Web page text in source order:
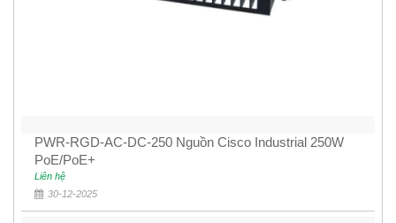
PWR-RGD-AC-DC-250 Nguồn Cisco Industrial 250W
PoE/PoE+
Liên hệ
30-12-2025